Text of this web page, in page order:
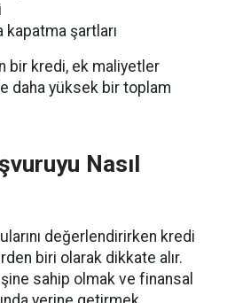
kapatma şartları
bir kredi, ek maliyetler
daha yüksek bir toplam
Nasıl
değerlendirirken kredi
biri olarak dikkate alır.
sahip olmak ve finansal